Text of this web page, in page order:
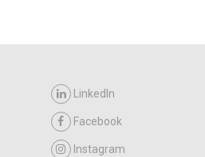
LinkedIn
Facebook
Instagram